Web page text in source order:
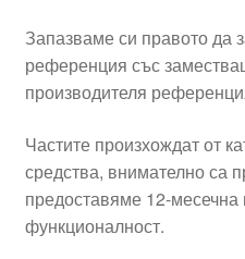
Запазваме си правото да
референция със
производителя
Частите произхождат от
средства, внимателно са
предоставяме 12-месечна
функционалност.